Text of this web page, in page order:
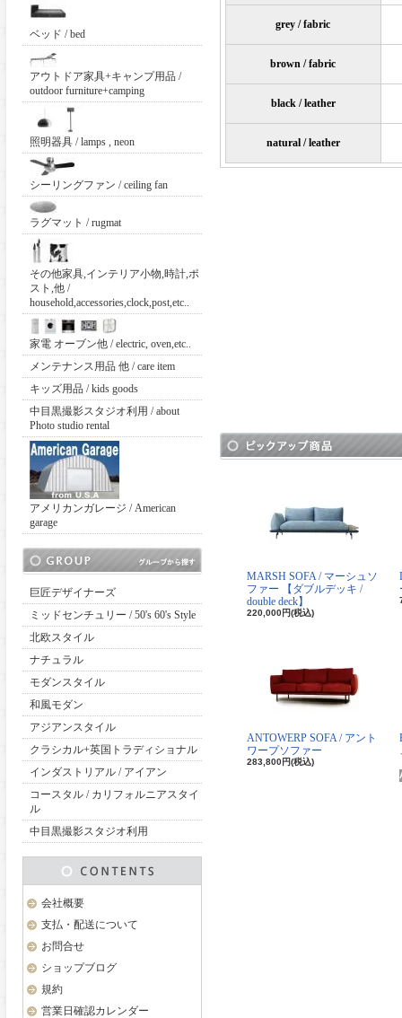
ベッド / bed
アウトドア家具+キャンプ用品 /
outdoor furniture+camping
照明器具 / lamps , neon
シーリングファン / ceiling fan
ラグマット / rugmat
その他家具,インテリア小物,時計,ポ
スト,他 /
household,accessories,clock,post,etc..
家電 オーブン他 / electric, oven,etc..
メンテナンス用品 他 / care item
キッズ用品 / kids goods
中目黒撮影スタジオ利用 / about
Photo studio rental
アメリカンガレージ / American
garage
巨匠デザイナーズ
ミッドセンチュリー / 50's 60's Style
北欧スタイル
ナチュラル
モダンスタイル
和風モダン
アジアンスタイル
クラシカル+英国トラディショナル
インダストリアル / アイアン
コースタル / カリフォルニアスタイ
ル
中目黒撮影スタジオ利用
会社概要
支払・配送について
お問合せ
ショップブログ
規約
営業日確認カレンダー
grey / fabric
brown / fabric
black / leather
natural / leather
MARSH SOFA / マーシュソ
ファー 【ダブルデッキ /
double deck】
220,000円(税込)
ANTOWERP SOFA / アント
ワープソファー
283,800円(税込)